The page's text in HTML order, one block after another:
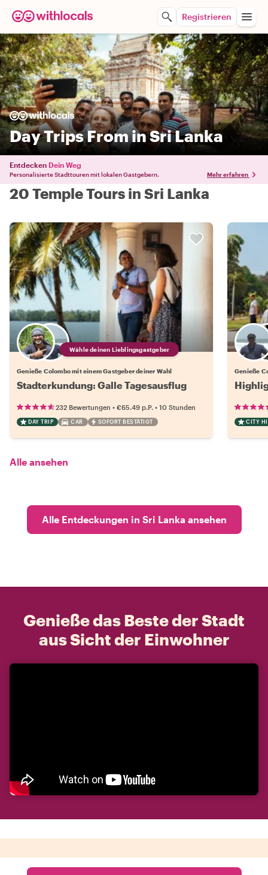
Registrieren
Day Trips From in Sri Lanka
Entdecken Dein Weg
Personalisierte Stadttouren mit lokalen Gastgebern. Mehr erfahren
20 Temple Tours in Sri Lanka
Wähle deinen Lieblingsgastgeber
Genieße Colombo mit einem Gastgeber deiner Wahl
Stadterkundung: Galle Tagesausflug
232 Bewertungen • €65.49 p.P. • 10 Stunden
DAY TRIP CAR SOFORT BESTÄTIGT
Genieße
CITY
Alle ansehen
Alle Entdeckungen in Sri Lanka ansehen
Genieße das Beste der Stadt
aus Sicht der Einwohner